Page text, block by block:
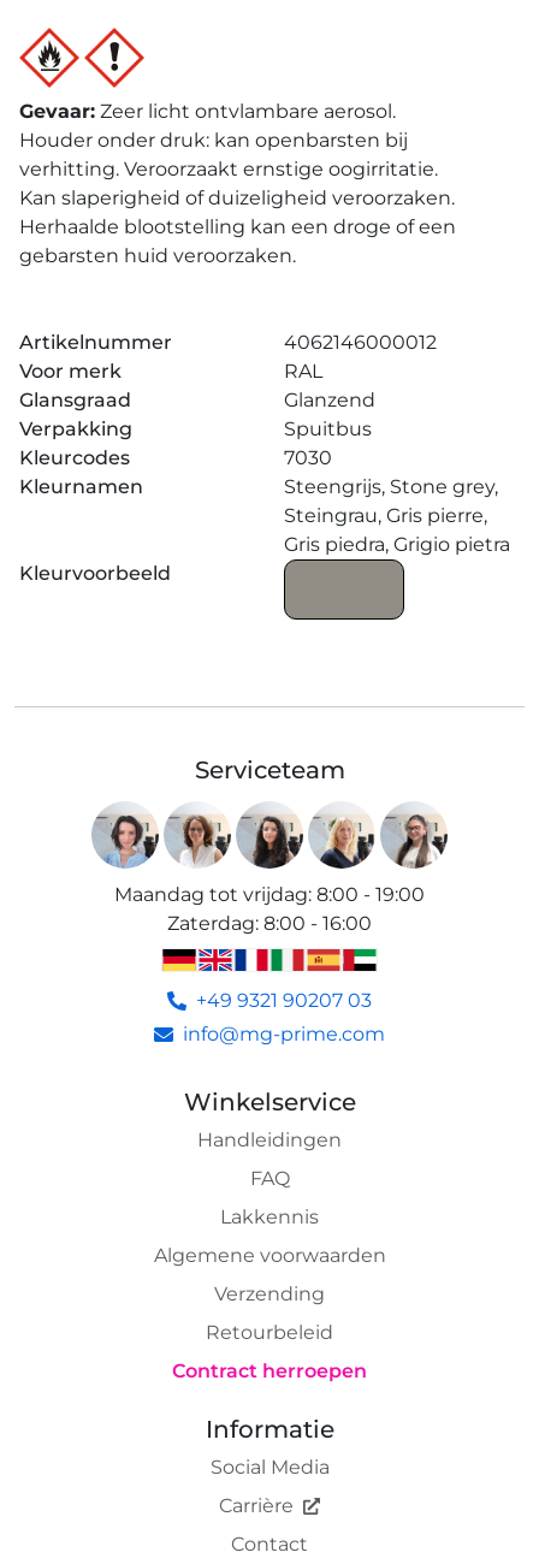
Gevaar: Zeer licht ontvlambare aerosol.
Houder onder druk: kan openbarsten bij
verhitting. Veroorzaakt ernstige oogirritatie.
Kan slaperigheid of duizeligheid veroorzaken.
Herhaalde blootstelling kan een droge of een
gebarsten huid veroorzaken.
Artikelnummer
4062146000012
Voor merk
RAL
Glansgraad
Glanzend
Verpakking
Spuitbus
Kleurcodes
7030
Kleurnamen
Steengrijs, Stone grey,
Steingrau, Gris pierre,
Gris piedra, Grigio pietra
Kleurvoorbeeld
Serviceteam
Maandag tot vrijdag: 8:00 - 19:00
Zaterdag: 8:00 - 16:00
+49 9321 90207 03
info@mg-prime.com
Winkelservice
Handleidingen
FAQ
Lakkennis
Algemene voorwaarden
Verzending
Retourbeleid
Contract herroepen
Informatie
Social Media
Carrière
Contact